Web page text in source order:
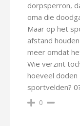
dorpsperron,
oma die
Maar op het
afstand
meer omdat
Wie verzint
hoeveel doden
sportvelden?
0